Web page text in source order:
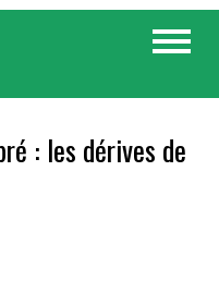
Toggle
: les dérives de